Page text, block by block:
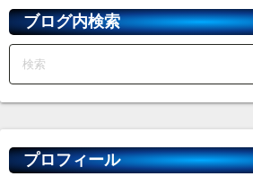
ブブログ内検索
プロフィール